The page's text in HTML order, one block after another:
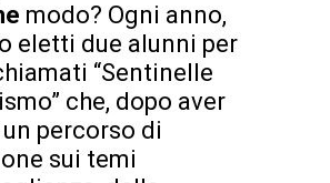
modo? Ogni anno,
eletti due alunni per
“Sentinelle
che, dopo aver
percorso di
sui temi